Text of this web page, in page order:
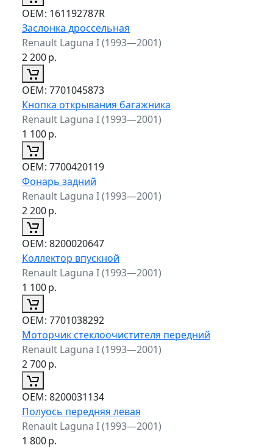
ОЕМ: 161192787R
Заслонка дроссельная
Renault Laguna I (1993—2001)
2 200р.
ОЕМ: 7701045873
Кнопка открывания багажника
Renault Laguna I (1993—2001)
1 100р.
ОЕМ: 7700420119
Фонарь задний
Renault Laguna I (1993—2001)
2 200р.
ОЕМ: 8200020647
Коллектор впускной
Renault Laguna I (1993—2001)
1 100р.
ОЕМ: 7701038292
Моторчик стеклоочистителя передний
Renault Laguna I (1993—2001)
2 700р.
ОЕМ: 8200031134
Полуось передняя левая
Renault Laguna I (1993—2001)
1 800р.